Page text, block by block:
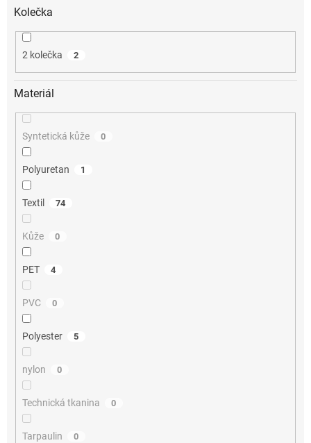
Kolečka
2 kolečka 2
Materiál
Syntetická kůže 0
Polyuretan 1
Textil 74
Kůže 0
PET 4
PVC 0
Polyester 5
nylon 0
Technická tkanina 0
Tarpaulin 0